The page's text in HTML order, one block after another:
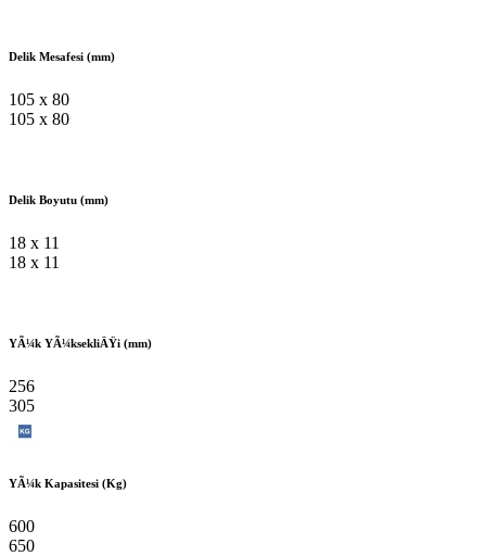
Delik Mesafesi (mm)
105 x 80
105 x 80
Delik Boyutu (mm)
18 x 11
18 x 11
YÃ¼k YÃ¼ksekliÄŸi (mm)
256
305
YÃ¼k Kapasitesi (Kg)
600
650